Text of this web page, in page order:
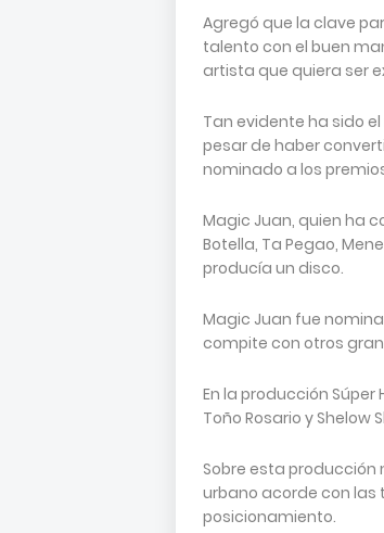
Agregó que la clave
talento con el buen
artista que quiera ser
Tan evidente ha sido
pesar de haber
nominado a los
Magic Juan, quien ha
Botella, Ta Pegao,
producía un disco.
Magic Juan fue
compite con otros
En la producción
Toño Rosario y Shelow
Sobre esta producción
urbano acorde con las
posicionamiento.